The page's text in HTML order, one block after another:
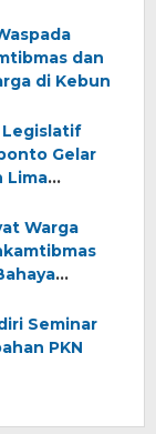
dan
di Kebun
Legislatif
Gelar
Lima
Warga
Seminar
PKN